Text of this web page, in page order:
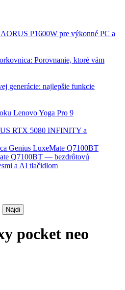
P1600W pre výkonné PC a
Porovnanie, ktoré vám
generácie: najlepšie funkcie
Lenovo Yoga Pro 9
RTX 5080 INFINITY a
Q7100BT — bezdrôtovú
a AI tlačidlom
pocket neo